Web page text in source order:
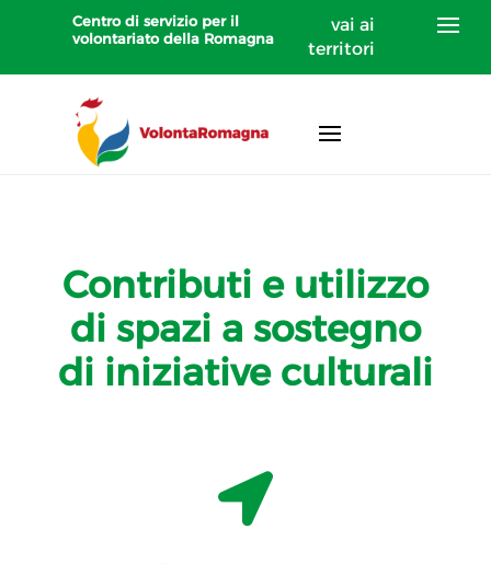
Centro di servizio per il
volontariato della Romagna
vai ai
territori
Contributi e utilizzo
di spazi a sostegno
di iniziative culturali
